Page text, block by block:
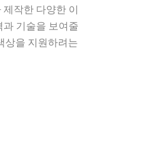
작한 다양한 이
기술을 보여줄
상을 지원하려는